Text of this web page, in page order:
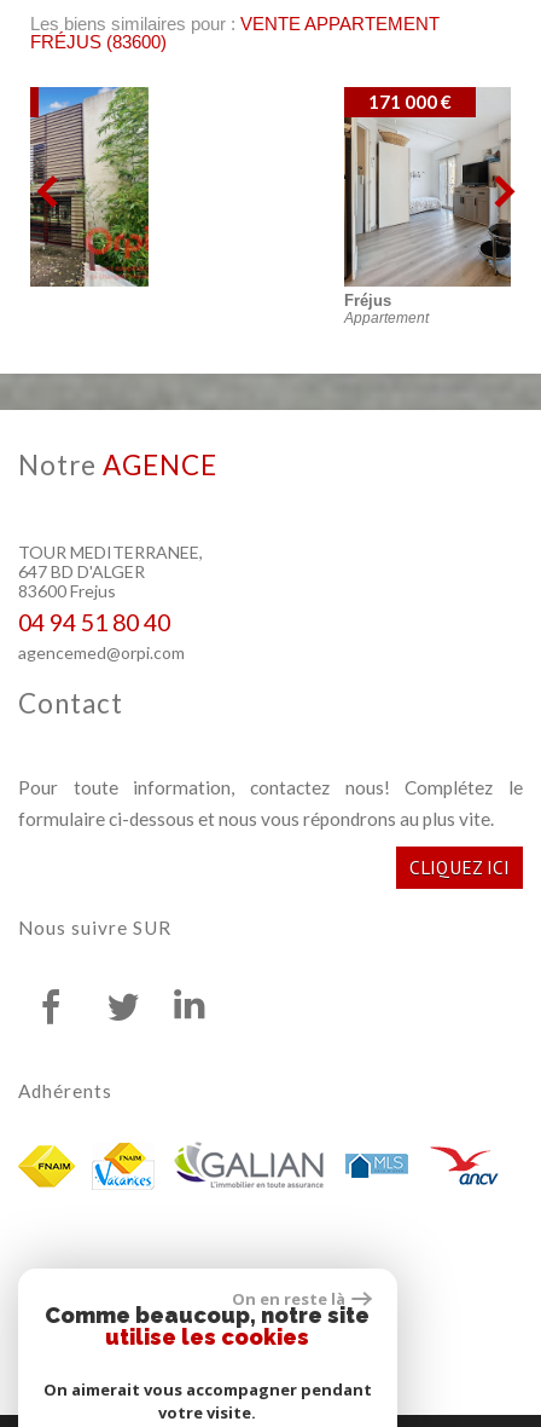
Les biens similaires pour : VENTE APPARTEMENT
FRÉJUS (83600)
notre AGENCE
TOUR MEDITERRANEE,
647 BD D'ALGER
83600 Frejus
04 94 51 80 40
agencemed@orpi.com
contact
Pour toute information, contactez nous! Complétez le
formulaire ci-dessous et nous vous répondrons au plus vite.
CLIQUEZ ICI
nous suivre SUR
adhérents
On en reste là
Comme beaucoup, notre site
utilise les cookies
On aimerait vous accompagner pendant
votre visite.